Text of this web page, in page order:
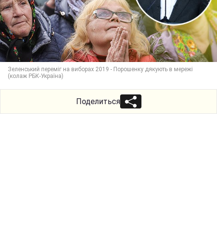
Зеленський переміг на виборах 2019 - Порошенку дякують в мережі
(колаж РБК-Україна)
Поделиться